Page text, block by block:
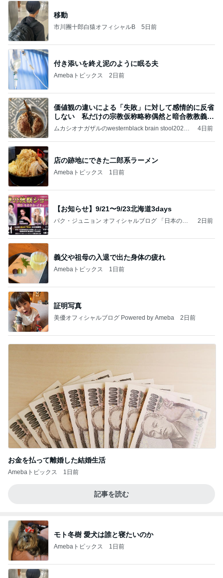
移動
市川團十郎白猿オフィシャルB 5日前
付き添いを終え泥のように眠る夫
Amebaトピックス 2日前
価値観の違いによる「失敗」に対して感情的に反省
しない 私だけの宗教仮称略称偶然と暗合教教義候
補
ムカシオナガザルのwesternblack brain stool2024
ガザル
4日前
店の跡地にできた二郎系ラーメン
Amebaトピックス 1日前
【お知らせ】9/21〜9/23北海道3days
パク・ジュニョン オフィシャルブログ 「日本の
2日前
義父や祖母の入退で出た身体の疲れ
Amebaトピックス 1日前
証明写真
美優オフィシャルブログ Powered by Ameba 2日前
お金を払って離婚した結婚生活
Amebaトピックス 1日前
記事を読む
モト冬樹 愛犬は誰と寝たいのか
Amebaトピックス 1日前